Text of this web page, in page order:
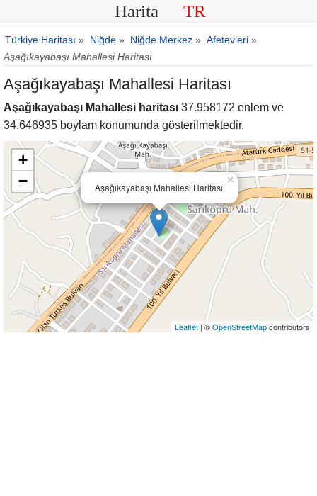
Harita TR
Türkiye Haritası » Niğde » Niğde Merkez » Afetevleri »
Aşağıkayabaşı Mahallesi Haritası
Aşağıkayabaşı Mahallesi Haritası
Aşağıkayabaşı Mahallesi haritası 37.958172 enlem ve
34.646935 boylam konumunda gösterilmektedir.
Aşağıkayabaşı Mahallesi Haritası
×
+
−
Leaflet | ©OpenStreetMapcontributors